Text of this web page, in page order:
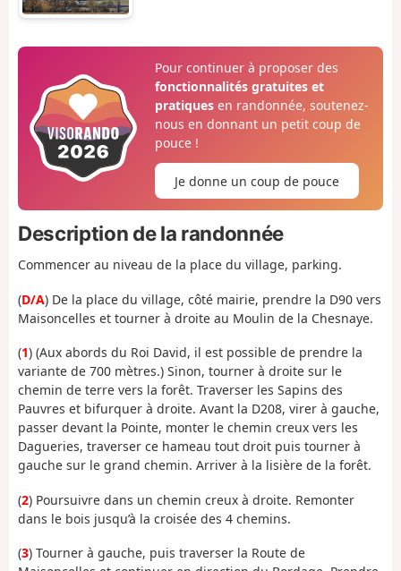
Pour continuer à proposer des
fonctionnalités gratuites et
pratiquesen randonnée, soutenez-
nous en donnant un petit coup de
pouce !
Je donne un coup de pouce
Description de la randonnée
Commencer au niveau de la place du village, parking.
(D/A) De la place du village, côté mairie, prendre la D90 vers
Maisoncelles et tourner à droite au Moulin de la Chesnaye.
(1) (Aux abords du Roi David, il est possible de prendre la
variante de 700 mètres.) Sinon, tourner à droite sur le
chemin de terre vers la forêt. Traverser les Sapins des
Pauvres et bifurquer à droite. Avant la D208, virer à gauche,
passer devant la Pointe, monter le chemin creux vers les
Dagueries, traverser ce hameau tout droit puis tourner à
gauche sur le grand chemin. Arriver à la lisière de la forêt.
(2) Poursuivre dans un chemin creux à droite. Remonter
dans le bois jusqu’à la croisée des 4 chemins.
(3) Tourner à gauche, puis traverser la Route de